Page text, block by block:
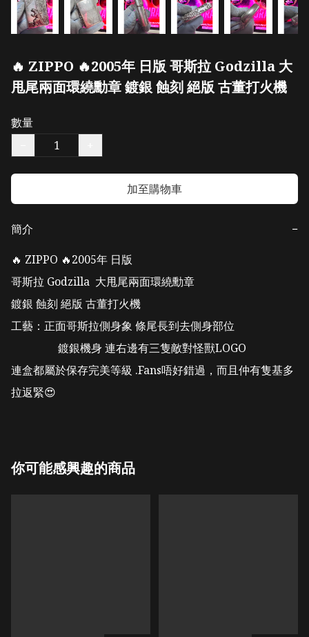
🔥 ZIPPO 🔥2005年 日版 哥斯拉 Godzilla 大
甩尾兩面環繞勳章 鍍銀 蝕刻 絕版 古董打火機
數量
加至購物車
簡介
−
🔥 ZIPPO 🔥2005年 日版
哥斯拉 Godzilla  大甩尾兩面環繞勳章
鍍銀 蝕刻 絕版 古董打火機
工藝：正面哥斯拉側身象 條尾長到去側身部位
連盒都屬於保存完美等級 .Fans唔好錯過，而且仲有隻基多
拉返緊😍
你可能感興趣的商品